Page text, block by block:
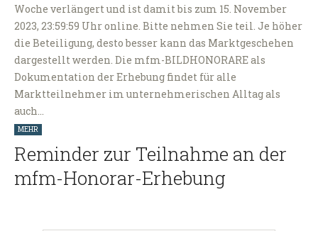
Woche verlängert und ist damit bis zum 15. November
2023, 23:59:59 Uhr online. Bitte nehmen Sie teil. Je höher
die Beteiligung, desto besser kann das Marktgeschehen
dargestellt werden. Die mfm-BILDHONORARE als
Dokumentation der Erhebung findet für alle
Marktteilnehmer im unternehmerischen Alltag als
auch…
MEHR
Reminder zur Teilnahme an der
mfm-Honorar-Erhebung